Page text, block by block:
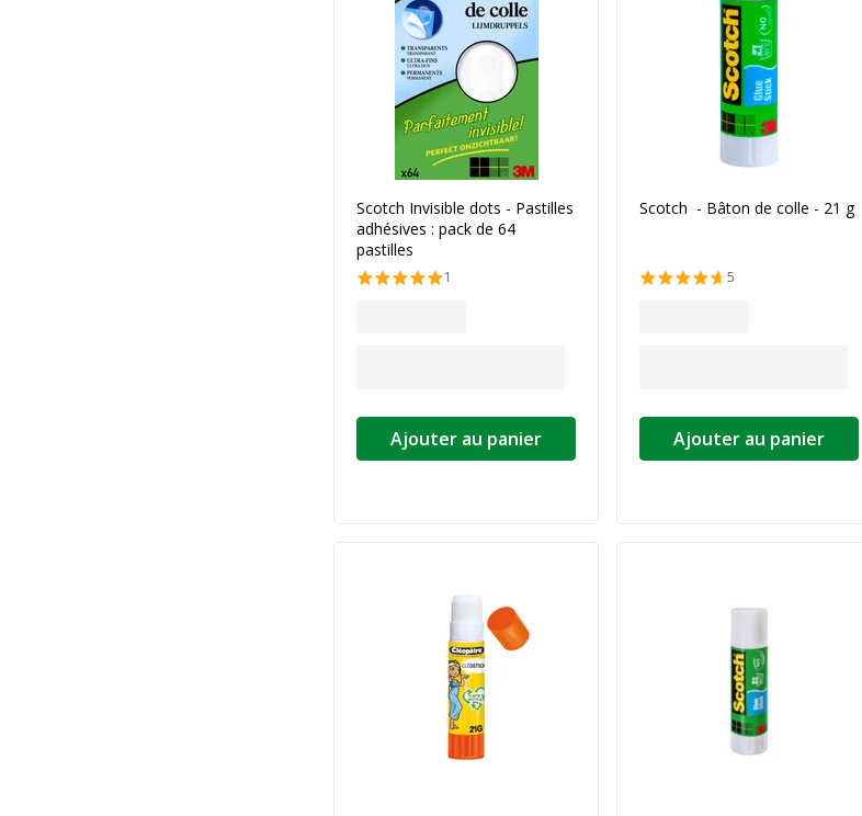
Scotch Invisible dots - Pastilles
adhésives : pack de 64
pastilles
1
Ajouter au panier
Scotch - Bâton de colle - 21 g
5
Ajouter au panier